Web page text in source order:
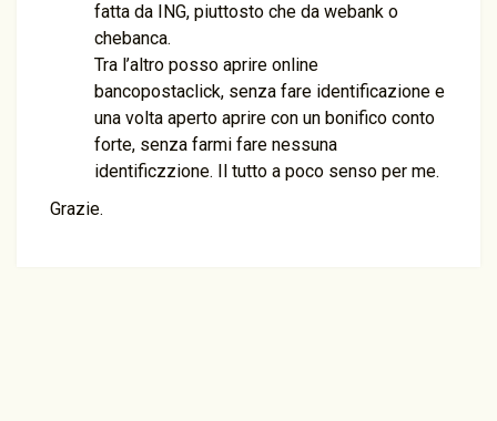
fatta da ING, piuttosto che da webank o
chebanca.
Tra l’altro posso aprire online
bancopostaclick, senza fare identificazione e
una volta aperto aprire con un bonifico conto
forte, senza farmi fare nessuna
identificzzione. Il tutto a poco senso per me.
Grazie.